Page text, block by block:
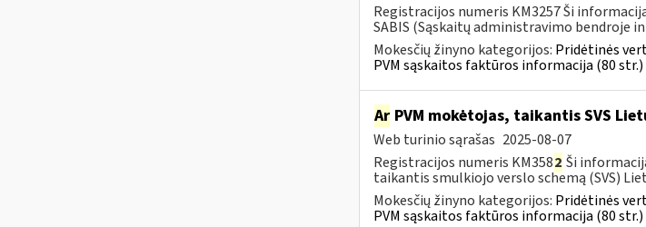
Registracijos numeris KM3257 Ši
SABIS (Sąskaitų administravimo bendroje
Mokesčių žinyno kategorijos: Pridėtinės
PVM sąskaitos faktūros informacija (80 str.)
ArPVM mokėtojas, taikantis SVS
Web turinio sąrašas 2025-08-07
Registracijos numeris KM3582 Ši
taikantis smulkiojo verslo schemą (SVS)
Mokesčių žinyno kategorijos: Pridėtinės
PVM sąskaitos faktūros informacija (80 str.)